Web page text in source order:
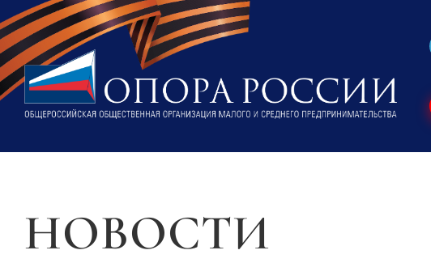
НОВОСТИ